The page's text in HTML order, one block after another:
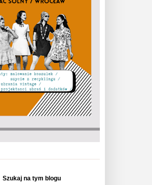
Szukaj na tym blogu